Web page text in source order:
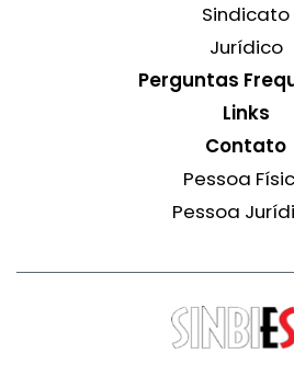
Sindicato
Jurídico
Perguntas
Links
Contato
Pessoa
Pessoa